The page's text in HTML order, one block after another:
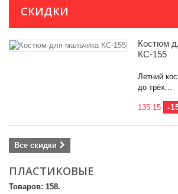
Цена
СКИДКИ
Костюм
КС-155
Летний
до трёх...
135.15 -
Все скидки
ПЛАСТИКОВЫЕ
Товаров: 158.